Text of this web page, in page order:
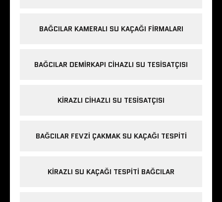
BAĞCILAR KAMERALI SU KAÇAĞI FIRMALARI
BAĞCILAR DEMIRKAPI CIHAZLI SU TESISATÇISI
KIRAZLI CIHAZLI SU TESISATÇISI
BAĞCILAR FEVZI ÇAKMAK SU KAÇAĞI TESPITI
KIRAZLI SU KAÇAĞI TESPITI BAĞCILAR